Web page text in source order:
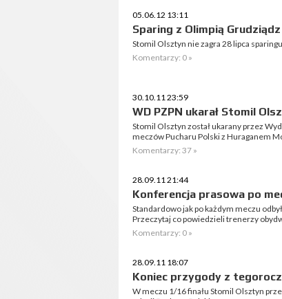
05.06.12 13:11
Sparing z Olimpią
Stomil Olsztyn nie zagra 28 lipca
Komentarzy: 0 »
30.10.11 23:59
WD PZPN ukarał Stomil
Stomil Olsztyn został ukarany przez
meczów Pucharu Polski z Huraganem
Komentarzy: 37 »
28.09.11 21:44
Konferencja prasowa po
Standardowo jak po każdym meczu
Przeczytaj co powiedzieli trenerzy
Komentarzy: 0 »
28.09.11 18:07
Koniec przygody z
W meczu 1/16 finału Stomil Olsztyn